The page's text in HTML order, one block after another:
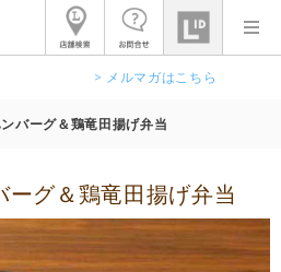
> メルマガはこちら
バーグ＆鶏竜田揚げ弁当
ーグ＆鶏竜田揚げ弁当